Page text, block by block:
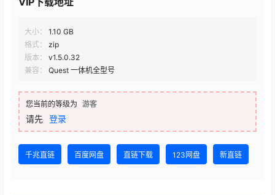
大小：
1.10 GB
格式：
zip
版本：
v1.5.0.32
兼容：
Quest 一体机全型号
您当前的等级为 游客
请先 登录
千兆直链 百度网盘 直链下载 123网盘 新直链